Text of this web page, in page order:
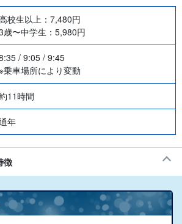
校生以上： 7,480円
歳〜中学生： 5,980円
/ 9:05 / 9:45
乗車場所により変動
11時間
年
徴